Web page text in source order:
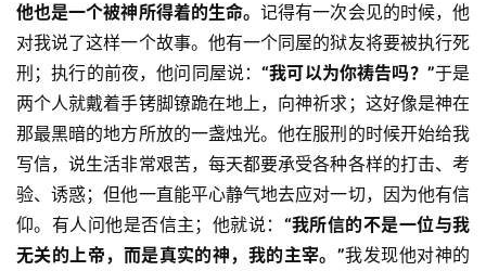
他也是一个被神所得着的生命。记得有一次会见的时候，他
对我说了这样一个故事。他有一个同屋的狱友将要被执行死
刑；执行的前夜，他问同屋说：“我可以为你祷告吗？”于是
两个人就戴着手铐脚镣跪在地上，向神祈求；这好像是神在
那最黑暗的地方所放的一盏烛光。他在服刑的时候开始给我
写信，说生活非常艰苦，每天都要承受各种各样的打击、考
验、诱惑；但他一直能平心静气地去应对一切，因为他有信
仰。有人问他是否信主；他就说： “我所信的不是一位与我
无关的上帝，而是真实的神，我的主宰。”我发现他对神的